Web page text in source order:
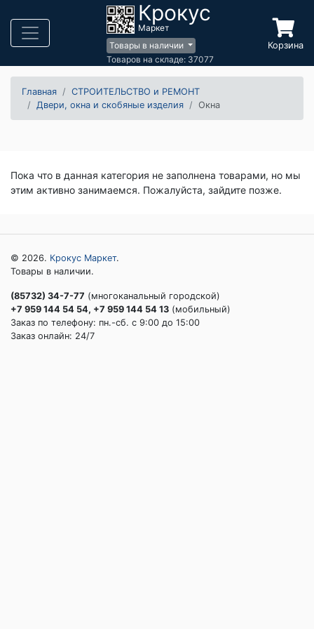
Крокус
Маркет
Товары в наличии
Товаров на складе: 37077
Корзина
Главная
СТРОИТЕЛЬСТВО и РЕМОНТ
Двери, окна и скобяные изделия
Окна
Пока что в данная категория не заполнена товарами, но мы
этим активно занимаемся. Пожалуйста, зайдите позже.
© 2026. Крокус Маркет.
Товары в наличии.
(85732) 34-7-77 (многоканальный городской)
+7 959 144 54 54, +7 959 144 54 13 (мобильный)
Заказ по телефону: пн.-сб. c 9:00 до 15:00
Заказ онлайн: 24/7